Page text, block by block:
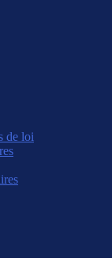
de loi